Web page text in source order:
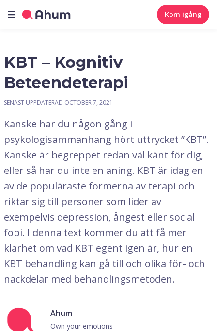
Kom igång
KBT – Kognitiv
Beteendeterapi
SENAST UPPDATERAD OCTOBER 7, 2021
Kanske har du någon gång i
psykologisammanhang hört uttrycket ”KBT”.
Kanske är begreppet redan väl känt för dig,
eller så har du inte en aning. KBT är idag en
av de populäraste formerna av terapi och
riktar sig till personer som lider av
exempelvis depression, ångest eller social
fobi. I denna text kommer du att få mer
klarhet om vad KBT egentligen är, hur en
KBT behandling kan gå till och olika för- och
nackdelar med behandlingsmetoden.
Ahum
Own your emotions